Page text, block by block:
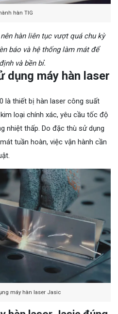
hàn TIG
hàn liên tục vượt quá chu kỳ
báo và hệ thống làm mát để
và bền bỉ.
dụng máy hàn laser
là thiết bị hàn laser công suất
loại chính xác, yêu cầu tốc độ
nhiệt thấp. Do đặc thù sử dụng
tuần hoàn, việc vận hành cần
máy hàn laser Jasic